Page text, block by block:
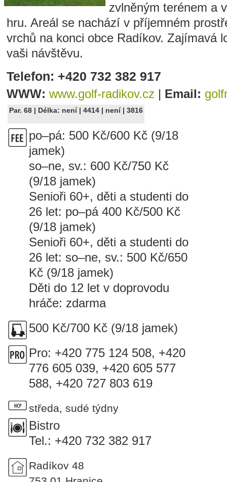
zvlněným terénem a
hru. Areál se nachází v příjemném
vrchů na konci obce Radíkov. Zajímavá
vaši návštěvu.
Telefon: +420 732 382 917
WWW: www.golf-radikov.cz | Email:
Par. 68 | Délka: není | 4414 | není | 3816
po–pá: 500 Kč/600 Kč (9/18
jamek)
so–ne, sv.: 600 Kč/750 Kč
(9/18 jamek)
Senioři 60+, děti a studenti do
26 let: po–pá 400 Kč/500 Kč
(9/18 jamek)
Senioři 60+, děti a studenti do
26 let: so–ne, sv.: 500 Kč/650
Kč (9/18 jamek)
Děti do 12 let v doprovodu
hráče: zdarma
500 Kč/700 Kč (9/18 jamek)
Pro: +420 775 124 508, +420
776 605 039, +420 605 577
588, +420 727 803 619
středa, sudé týdny
Bistro
Tel.: +420 732 382 917
Radíkov 48